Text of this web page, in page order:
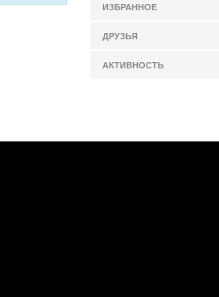
ИЗБРАННОЕ
ДРУЗЬЯ
АКТИВНОСТЬ